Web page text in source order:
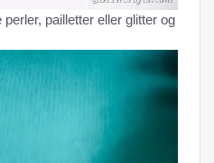
pailletter eller glitter og